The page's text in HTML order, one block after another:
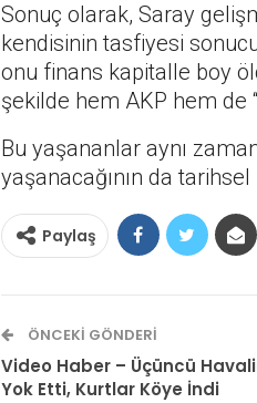
Sonuç olarak, Saray
kendisinin tasfiyesi
onu finans kapitalle boy
şekilde hem AKP hem de
Bu yaşananlar aynı
yaşanacağının da
Paylaş
ÖNCEKI GÖNDERI
Video Haber – Üçüncü
Yok Etti, Kurtlar Köye İndi